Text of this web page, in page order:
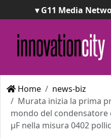
▾ G11 Media
ImpresaCity |
Awards
Italian Project
Awards
Home
news-biz
Murata inizia la prima
mondo del
μF nella misura 0402